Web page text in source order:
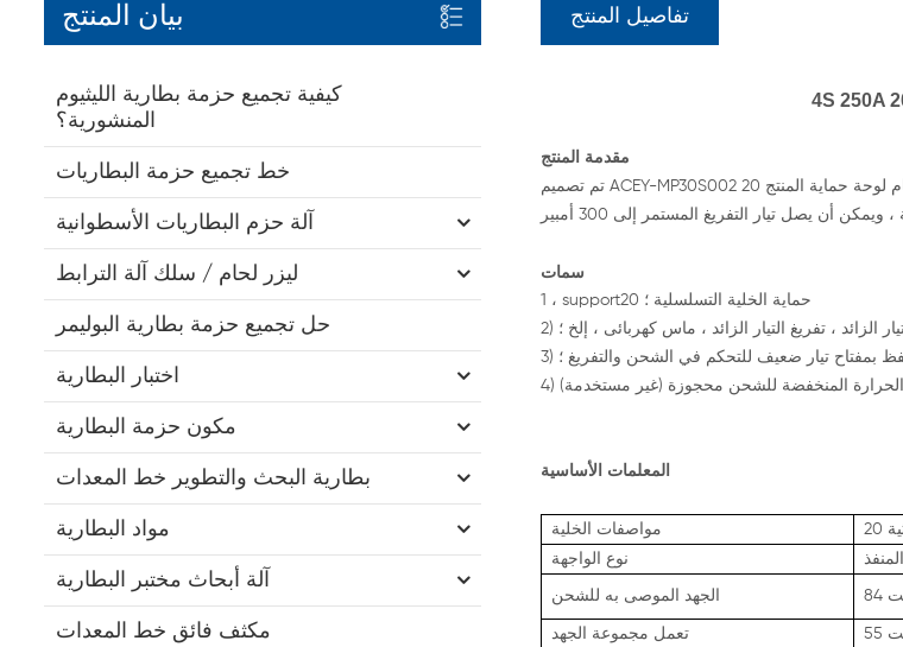
بيان المنتج
كيفية تجميع حزمة بطارية الليثيوم
المنشورية؟
خط تجميع حزمة البطاريات
آلة حزم البطاريات الأسطوانية
ليزر لحام / سلك آلة الترابط
حل تجميع حزمة بطارية البوليمر
اختبار البطارية
مكون حزمة البطارية
بطارية البحث والتطوير خط المعدات
مواد البطارية
آلة أبحاث مختبر البطارية
مكثف فائق خط المعدات
تفاصيل المنتج
مقدمة المنتج
تم تصميم ACEY-MP30S002 خصيصًا لنظام لوحة حماية المنتج 20S ؛ مناسب لبطاريات الليثيوم ذات الخصائص الكيميائية المختلفة ، مثل أيون الليثيوم ،
سمات
1 ، support20 حماية الخلية التسلسلية ؛
الزائد ، تفريغ التيار الزائد ، ماس كهربائى ، إلخ ؛
بمفتاح تيار ضعيف للتحكم في الشحن والتفريغ ؛
المعلمات الأساسية
مواصفات الخلية
نوع الواجهة
الجهد الموصى به للشحن
تعمل مجموعة الجهد